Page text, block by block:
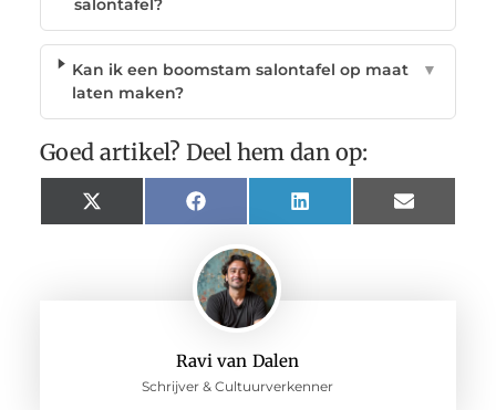
Ravi van Dalen
Schrijver & Cultuurverkenner
salontafel?
Kan ik een boomstam salontafel op maat
laten maken?
▼
Goed artikel? Deel hem dan op:
X
(Twitter)
Facebook LinkedIn Email